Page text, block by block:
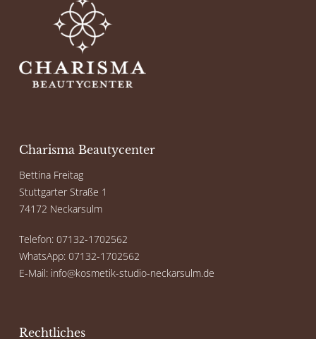
Charisma Beautycenter
Bettina Freitag
Stuttgarter Straße 1
74172 Neckarsulm
Telefon: 07132-1702562
WhatsApp: 07132-1702562
E-Mail: info@kosmetik-studio-neckarsulm.de
Rechtliches